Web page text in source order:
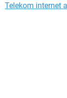
Telekom internet